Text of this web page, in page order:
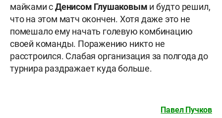
майками сДенисом Глушаковым и будто решил,
что на этом матч окончен. Хотя даже это не
помешало ему начать голевую комбинацию
своей команды. Поражению никто не
расстроился. Слабая организация за полгода до
турнира раздражает куда больше.
Павел Пучков